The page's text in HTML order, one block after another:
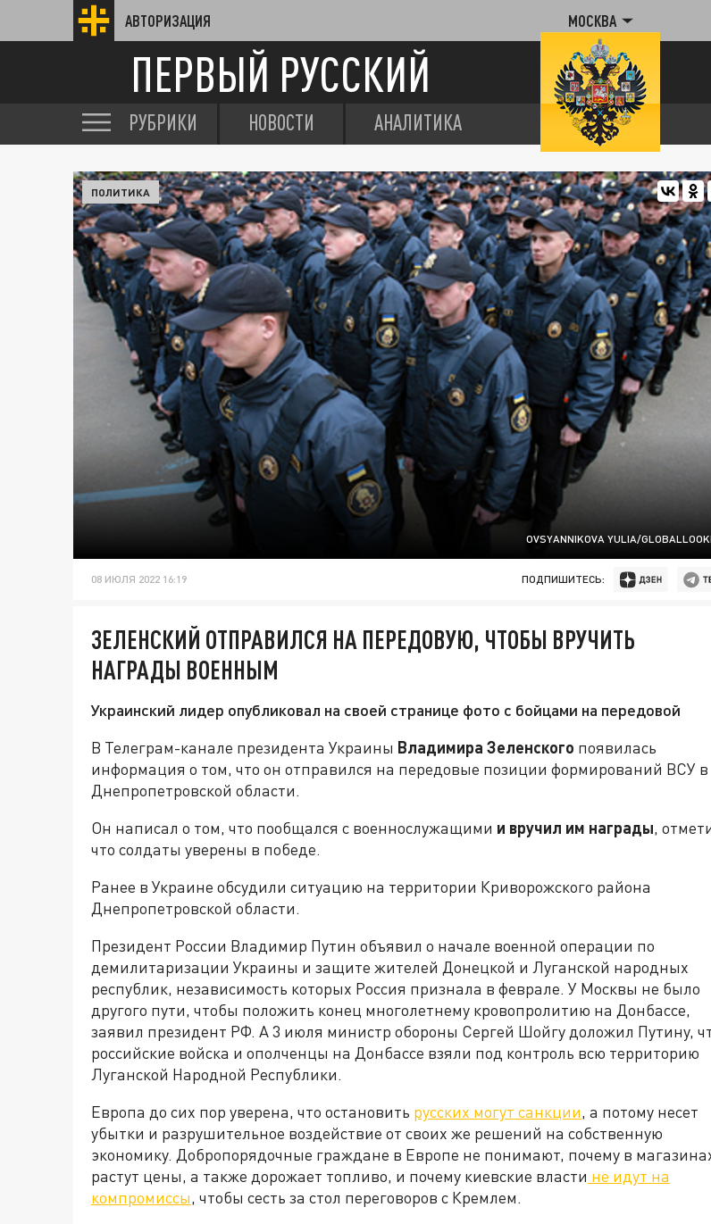
АВТОРИЗАЦИЯ МОСКВА
ПЕРВЫЙ РУССКИЙ
РУБРИКИ НОВОСТИ АНАЛИТИКА
OVSYANNIKOVA YULIA/
ПОЛИТИКА
08 ИЮЛЯ 2022 16:19 ПОДПИШИТЕСЬ:
ЗЕЛЕНСКИЙ ОТПРАВИЛСЯ НА ПЕРЕДОВУЮ, ЧТОБЫ ВРУЧИТЬ
НАГРАДЫ ВОЕННЫМ
Украинский лидер опубликовал на своей странице фото с бойцами на передовой
В Телеграм-канале президента Украины Владимира Зеленского появилась
информация о том, что он отправился на передовые позиции формирований ВСУ в
Днепропетровской области.
Он написал о том, что пообщался с военнослужащими и вручил им награды,
что солдаты уверены в победе.
Ранее в Украине обсудили ситуацию на территории Криворожского района
Днепропетровской области.
Президент России Владимир Путин объявил о начале военной операции по
демилитаризации Украины и защите жителей Донецкой и Луганской народных
республик, независимость которых Россия признала в феврале. У Москвы не было
другого пути, чтобы положить конец многолетнему кровопролитию на Донбассе,
заявил президент РФ. А 3 июля министр обороны Сергей Шойгу доложил Путину,
российские войска и ополченцы на Донбассе взяли под контроль всю территорию
Луганской Народной Республики.
Европа до сих пор уверена, что остановить русских могут санкции, а потому несет
убытки и разрушительное воздействие от своих же решений на собственную
экономику. Добропорядочные граждане в Европе не понимают, почему в
растут цены, а также дорожает топливо, и почему киевские власти не идут на
компромиссы, чтобы сесть за стол переговоров с Кремлем.